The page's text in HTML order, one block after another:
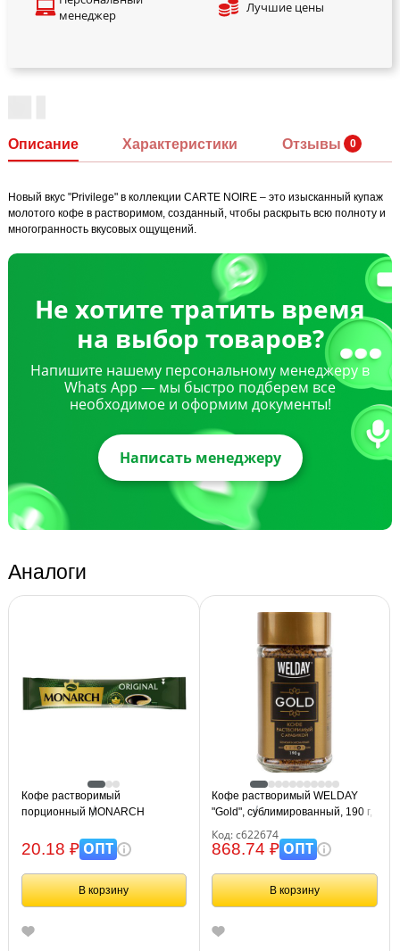
менеджер
Лучшие цены
Описание Характеристики Отзывы
Новый вкус "Privilege" в коллекции CARTE NOIRE – это изысканный купаж
молотого кофе в растворимом, созданный, чтобы раскрыть всю полноту и
многогранность вкусовых ощущений.
Не хотите тратить время
на выбор товаров?
Напишите нашему персональному менеджеру в
Whats App — мы быстро подберем все
необходимое и оформим документы!
Написать менеджеру
Аналоги
Кофе растворимый
порционный MONARCH
сублимированный
20.18 ₽ОПТ
В корзину
Кофе растворимый WELDAY
"Gold", сублимированный, 190 г,
Код: с622674
868.74 ₽ОПТ
В корзину